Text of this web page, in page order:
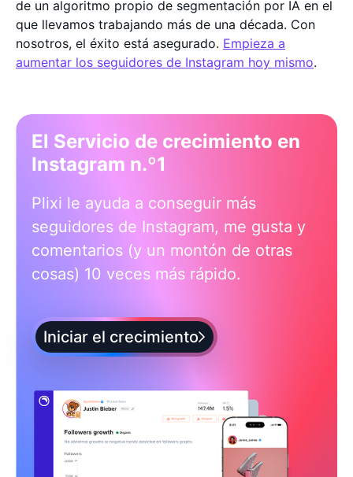
de un algoritmo propio de segmentación por IA en el
que llevamos trabajando más de una década. Con
nosotros, el éxito está asegurado. Empieza a
aumentar los seguidores de Instagram hoy mismo.
El Servicio de crecimiento en
Instagram n.º1
Plixi le ayuda a conseguir más
seguidores de Instagram, me gusta y
comentarios (y un montón de otras
cosas) 10 veces más rápido.
Iniciar el crecimiento